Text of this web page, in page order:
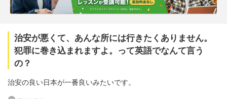
治安が悪くて、あんな所には行きたくありません。
犯罪に巻き込まれますよ。って英語でなんて言う
の？
治安の良い日本が一番良いみたいです。